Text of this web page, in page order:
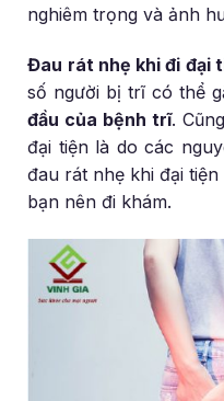
nghiêm trọng và ảnh
Đau rát nhẹ khi đi đại
số người bị trĩ có thể
đầu của bệnh trĩ.
đại tiện là do các
đau rát nhẹ khi đại
bạn nên đi khám.